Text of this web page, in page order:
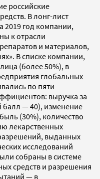
российские
В лонг-лист
2019 год компании,
к отрасли
и материалов,
В списке компании,
(более 50%), в
глобальных
по пяти
выручка за
балл — 40), изменение
(30%), количество
лекарственных
выданных
исследований
собраны в системе
средств и разрешения
— в